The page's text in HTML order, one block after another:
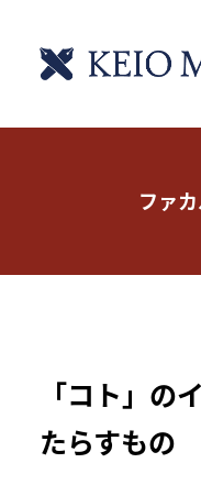
ファ
「コト」の
たらすもの